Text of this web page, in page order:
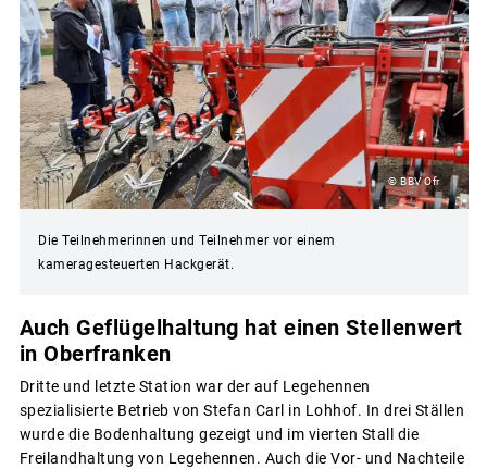
© BBV Ofr
Die Teilnehmerinnen und Teilnehmer vor einem
kameragesteuerten Hackgerät.
Auch Geflügelhaltung hat einen Stellenwert
in Oberfranken
Dritte und letzte Station war der auf Legehennen
spezialisierte Betrieb von Stefan Carl in Lohhof. In drei Ställen
wurde die Bodenhaltung gezeigt und im vierten Stall die
Freilandhaltung von Legehennen. Auch die Vor- und Nachteile